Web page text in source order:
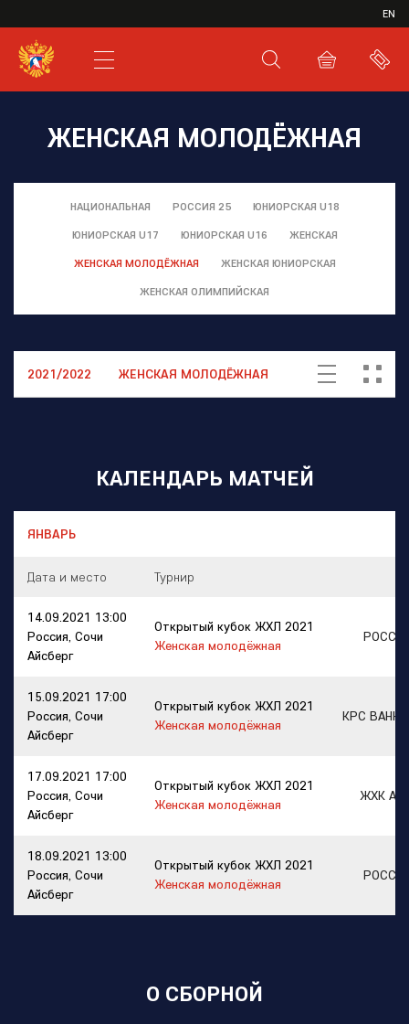
EN
XHL.RU
ВКС
ЖЕНСКАЯ МОЛОДЁЖНАЯ
НАЦИОНАЛЬНАЯ РОССИЯ 25 ЮНИОРСКАЯ U18
ЮНИОРСКАЯ U17 ЮНИОРСКАЯ U16 ЖЕНСКАЯ
ЖЕНСКАЯ МОЛОДЁЖНАЯ ЖЕНСКАЯ ЮНИОРСКАЯ
ЖЕНСКАЯ ОЛИМПИЙСКАЯ
КАЛЕНДАРЬ МАТЧЕЙ
Дата и место Турнир
14.09.2021 13:00
Россия, Сочи
Айсберг
Открытый кубок ЖХЛ 2021
Женская молодёжная
15.09.2021 17:00
Россия, Сочи
Айсберг
Открытый кубок ЖХЛ 2021
Женская молодёжная
КРС
17.09.2021 17:00
Россия, Сочи
Айсберг
Открытый кубок ЖХЛ 2021
Женская молодёжная
ЖХК
18.09.2021 13:00
Россия, Сочи
Айсберг
Открытый кубок ЖХЛ 2021
Женская молодёжная
О СБОРНОЙ